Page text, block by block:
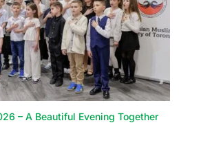
– A Beautiful Evening Together